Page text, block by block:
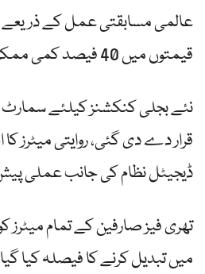
عالمی مسابقتی عمل کے
قیمتوں میں 40 فیصد کمی ممکن ہوئی۔
نئے بجلی کنکشنز کیلئے
قرار دے دی گئی، روایتی میٹرز
ڈیجیٹل نظام کی جانب عملی
تھری فیز صارفین کے تمام میٹرز
میں تبدیل کرنے کا فیصلہ کیا